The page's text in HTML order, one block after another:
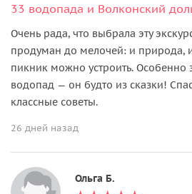
33 водопада и Волконский
Очень рада, что выбрала эту
продуман до мелочей: и природа,
пикник можно устроить. Особенно
водопад — он будто из сказки!
классные советы.
26 дней назад
Ольга Б.